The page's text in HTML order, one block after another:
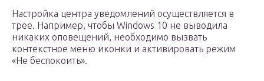
Настройка центра уведомлений осуществляется в
трее. Например, чтобы Windows 10 не выводила
никаких оповещений, необходимо вызвать
контекстное меню иконки и активировать режим
«Не беспокоить».